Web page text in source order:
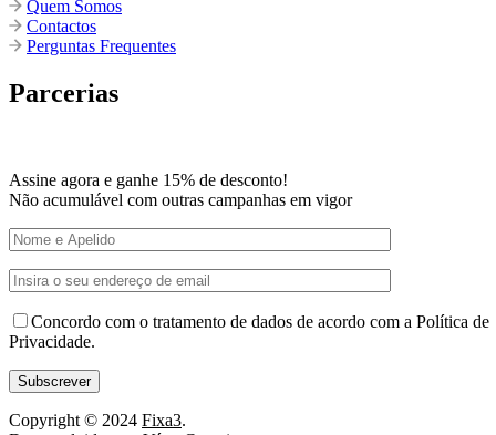
Quem Somos
Contactos
Perguntas Frequentes
Parcerias
Assine agora e ganhe 15% de desconto!
Não acumulável com outras campanhas em vigor
Concordo com o tratamento de dados de acordo com a Política de
Privacidade.
Copyright © 2024 Fixa3.